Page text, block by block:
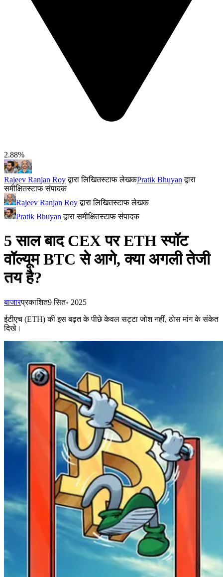
2.88%
Rajeev Ranjan Royद्वारा लिखितस्टाफ लेखकPratik Bhuyan द्वारा
समीक्षितस्टाफ संपादक
Rajeev Ranjan Royद्वारा लिखितस्टाफ लेखक
Pratik Bhuyan द्वारा समीक्षितस्टाफ संपादक
5 साल बाद CEX पर ETH स्पॉट
वॉल्यूम BTC से आगे, क्या अगली तेजी
तय है?
बाजारप्रकाशित9 सित॰ 2025
ईटीएच (ETH) की इस बढ़त के पीछे केवल सट्टा जोश नहीं, ठोस मांग के संकेत
दिखे।